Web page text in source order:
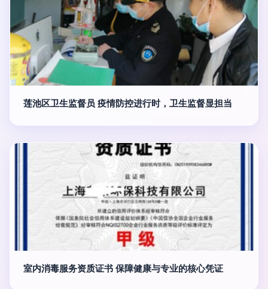
莲池区卫生监督员 疫情防控进行时，卫生监督显担当
室内消毒服务资质证书 保障健康与专业的核心凭证